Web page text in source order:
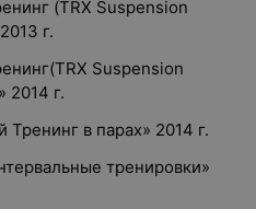
(TRX Suspension
г.
Suspension
2014 г.
в парах» 2014 г.
тренировки»